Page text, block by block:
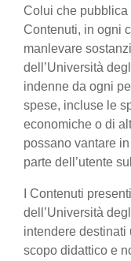
Colui che pubblica
Contenuti, in ogni
manlevare
dell’Università
indenne da ogni
spese, incluse le
economiche o di
possano vantare
parte dell’utente
I Contenuti
dell’Università
intendere destinati
scopo didattico e